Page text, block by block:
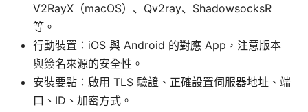
V2RayX（macOS）、Qv2ray、ShadowsocksR
等。
行動裝置：iOS 與 Android 的對應 App，注意版本
與簽名來源的安全性。
安裝要點：啟用 TLS 驗證、正確設置伺服器地址、端
口、ID、加密方式。